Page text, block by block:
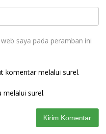
saya pada peramban ini
komentar melalui surel.
melalui surel.